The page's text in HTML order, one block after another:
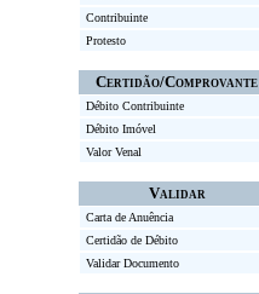
Contribuinte
Protesto
Certidão/Comprovante
Débito Contribuinte
Débito Imóvel
Valor Venal
Validar
Carta de Anuência
Certidão de Débito
Validar Documento